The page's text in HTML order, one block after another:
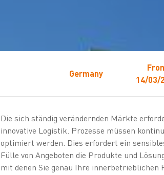
Germany
14/03/
Die sich ständig verändernden Märkte
innovative Logistik. Prozesse müssen
optimiert werden. Dies erfordert ein
Fülle von Angeboten die Produkte und
mit denen Sie genau Ihre innerbetrieblichen